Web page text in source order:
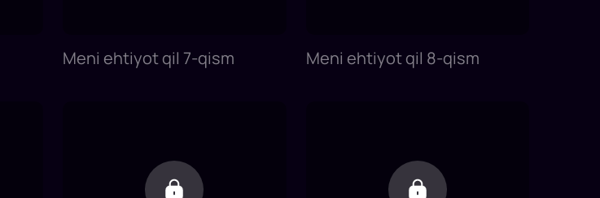
Meni ehtiyot qil 7-qism Meni ehtiyot qil 8-qism